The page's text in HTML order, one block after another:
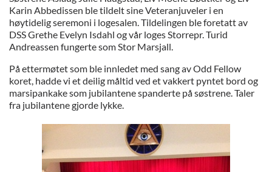
Karin Abbedissen ble tildelt sine Veteranjuveler i en
høytidelig seremoni i logesalen. Tildelingen ble foretatt av
DSS Grethe Evelyn Isdahl og vår loges Storrepr. Turid
Andreassen fungerte som Stor Marsjall.
På ettermøtet som ble innledet med sang av Odd Fellow
koret, hadde vi et deilig måltid ved et vakkert pyntet bord og
marsipankake som jubilantene spanderte på søstrene. Taler
fra jubilantene gjorde lykke.